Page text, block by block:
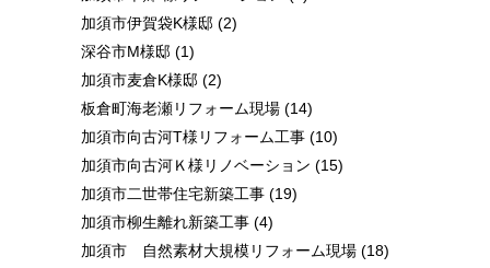
加須市伊賀袋K様邸 (2)
深谷市M様邸 (1)
加須市麦倉K様邸 (2)
板倉町海老瀬リフォーム現場 (14)
加須市向古河T様リフォーム工事 (10)
加須市向古河Ｋ様リノベーション (15)
加須市二世帯住宅新築工事 (19)
加須市柳生離れ新築工事 (4)
加須市 自然素材大規模リフォーム現場 (18)